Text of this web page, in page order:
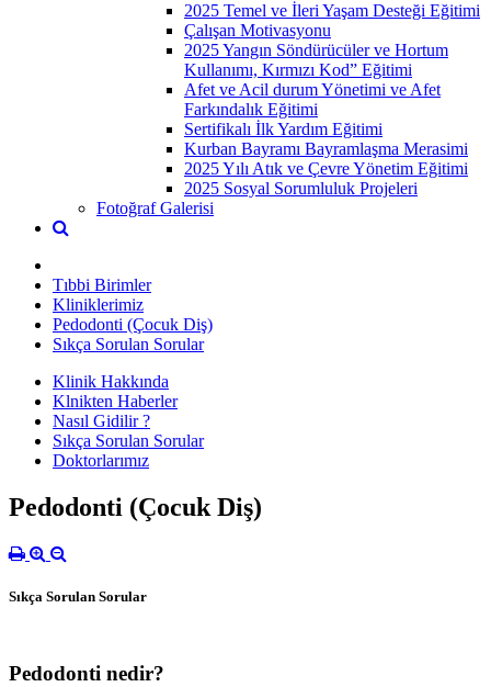
2025 Temel ve İleri Yaşam Desteği Eğitimi
Çalışan Motivasyonu
2025 Yangın Söndürücüler ve Hortum
Kullanımı, Kırmızı Kod” Eğitimi
Afet ve Acil durum Yönetimi ve Afet
Farkındalık Eğitimi
Sertifikalı İlk Yardım Eğitimi
Kurban Bayramı Bayramlaşma Merasimi
2025 Yılı Atık ve Çevre Yönetim Eğitimi
2025 Sosyal Sorumluluk Projeleri
Fotoğraf Galerisi
Tıbbi Birimler
Kliniklerimiz
Pedodonti (Çocuk Diş)
Sıkça Sorulan Sorular
Klinik Hakkında
Klnikten Haberler
Nasıl Gidilir ?
Sıkça Sorulan Sorular
Doktorlarımız
Pedodonti (Çocuk Diş)
Sıkça Sorulan Sorular
Pedodonti nedir?